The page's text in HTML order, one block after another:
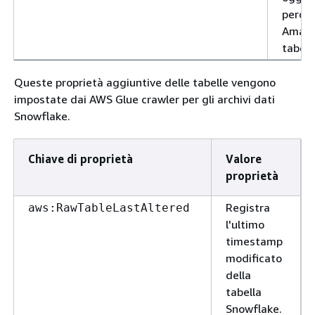
Queste proprietà aggiuntive delle tabelle vengono
impostate dai AWS Glue crawler per gli archivi dati
Snowflake.
Chiave di proprietà
Valore
proprietà
aws:RawTableLastAltered
Registra
l'ultimo
timestamp
modificato
della
tabella
Snowflake.